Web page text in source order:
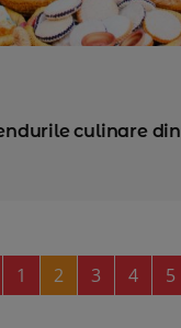
culinare din
1 2 3 4 5